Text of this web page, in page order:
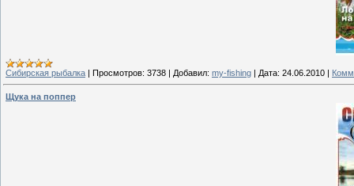
Сибирская рыбалка | Просмотров: 3738 | Добавил: my-fishing | Дата: 24.06.2010 |
Щука на поппер